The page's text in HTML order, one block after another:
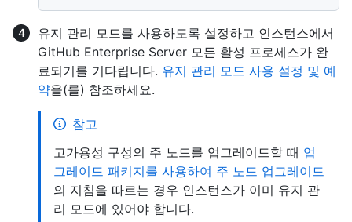
유지 관리 모드를 사용하도록 설정하고 인스턴스에서
GitHub Enterprise Server 모든 활성 프로세스가 완
료되기를 기다립니다. 유지 관리 모드 사용 설정 및 예
약을(를) 참조하세요.
참고
고가용성 구성의 주 노드를 업그레이드할 때 업
그레이드 패키지를 사용하여 주 노드 업그레이드
의 지침을 따르는 경우 인스턴스가 이미 유지 관
리 모드에 있어야 합니다.